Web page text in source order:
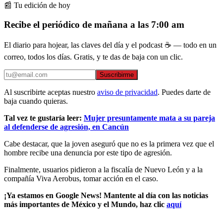
📰 Tu edición de hoy
Recibe el periódico de mañana a las 7:00 am
El diario para hojear, las claves del día y el podcast ☕ — todo en un
correo, todos los días. Gratis, y te das de baja con un clic.
Suscribirme
Al suscribirte aceptas nuestro aviso de privacidad. Puedes darte de
baja cuando quieras.
Tal vez te gustaría leer: Mujer presuntamente mata a su pareja
al defenderse de agresión, en Cancún
Cabe destacar, que la joven aseguró que no es la primera vez que el
hombre recibe una denuncia por este tipo de agresión.
Finalmente, usuarios pidieron a la fiscalía de Nuevo León y a la
compañía Viva Aerobus, tomar acción en el caso.
¡Ya estamos en Google News! Mantente al día con las noticias
más importantes de México y el Mundo, haz clic aquí